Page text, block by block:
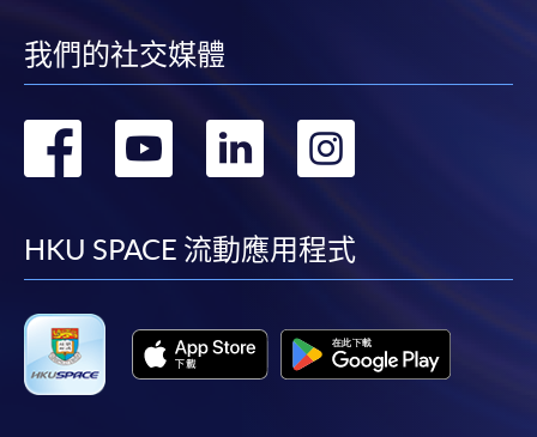
我們的社交媒體
轉
facebook
轉
youtube
轉
linkedin
轉
HKU SPACE 流動應用程式